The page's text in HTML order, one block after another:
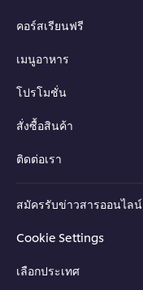
คอร์สเรียนฟรี
เมนูอาหาร
โปรโมชั่น
สั่งซื้อสินค้า
ติดต่อเรา
สมัครรับข่าวสารออนไลน์
Cookie Settings
เลือกประเทศ